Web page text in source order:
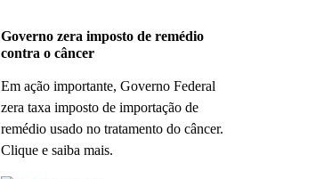
Governo zera imposto de remédio
contra o câncer
Em ação importante, Governo Federal
zera taxa imposto de importação de
remédio usado no tratamento do câncer.
Clique e saiba mais.